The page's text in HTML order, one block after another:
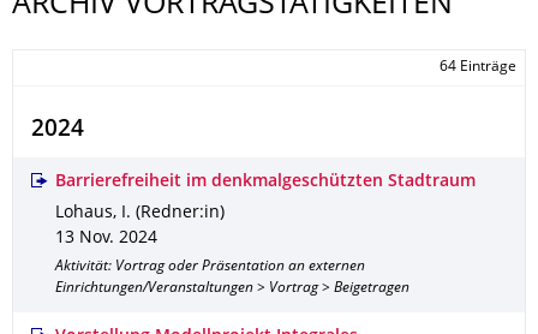
ARCHIV VORTRAGSTÄTIG­KEITEN
64 Einträge
2024
Barrierefreiheit im denkmalgeschützten Stadtraum
Lohaus, I. (Redner:in)
13 Nov. 2024
Aktivität: Vortrag oder Präsentation an externen
Einrichtungen/Veranstaltungen > Vortrag > Beigetragen